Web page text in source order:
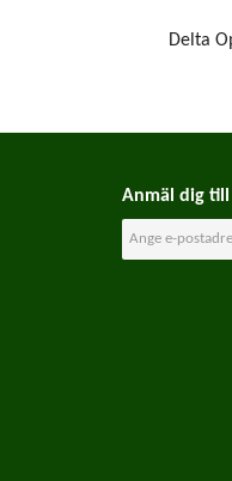
Delta
Anmäl dig